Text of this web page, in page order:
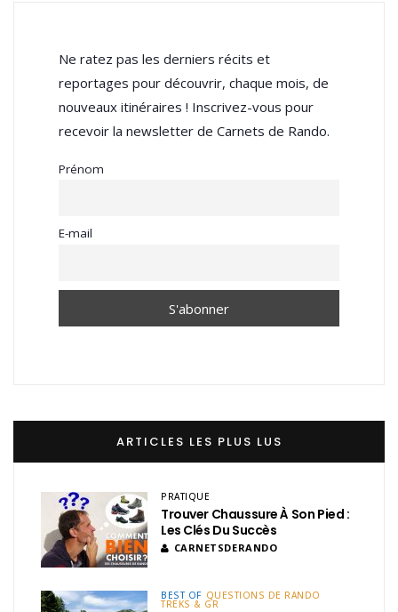
Ne ratez pas les derniers récits et
reportages pour découvrir, chaque mois, de
nouveaux itinéraires ! Inscrivez-vous pour
recevoir la newsletter de Carnets de Rando.
Prénom
E-mail
ARTICLES LES PLUS LUS
PRATIQUE
Trouver Chaussure À Son Pied :
Les Clés Du Succès
CARNETSDERANDO
BEST OF QUESTIONS DE RANDO
TREKS & GR